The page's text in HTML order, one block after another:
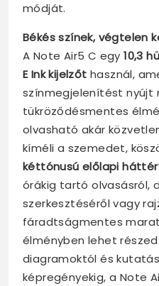
módját.
Békés színek, végtelen
A Note Air5 C egy10,3
E Ink kijelzőt használ,
színmegjelenítést nyújt
tükröződésmentes
olvasható akár
kíméli a szemedet,
kéttónusú előlapi
órákig tartó olvasásról,
szerkesztéséről vagy
fáradtságmentes
élményben lehet
diagramoktól és
képregényekig, a Note